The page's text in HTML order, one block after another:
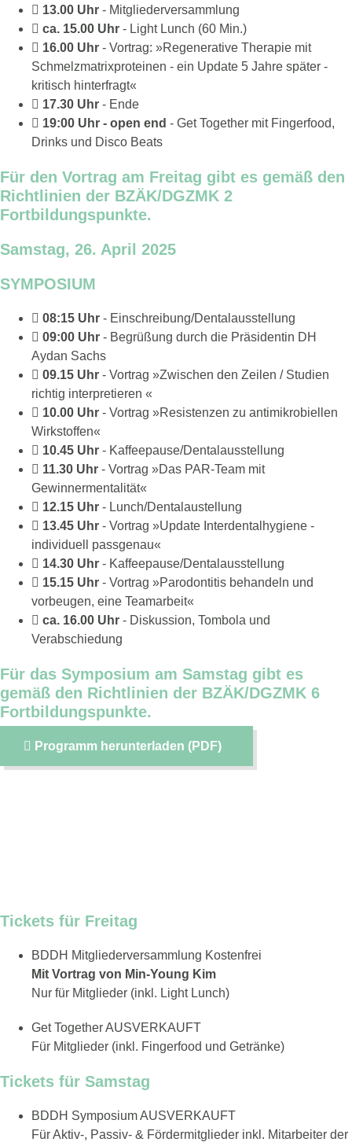
13.00 Uhr - Mitgliederversammlung
ca. 15.00 Uhr - Light Lunch (60 Min.)
16.00 Uhr - Vortrag: »Regenerative Therapie mit
Schmelzmatrixproteinen - ein Update 5 Jahre später -
kritisch hinterfragt«
17.30 Uhr - Ende
19:00 Uhr - open end - Get Together mit Fingerfood,
Drinks und Disco Beats
Für den Vortrag am Freitag gibt es gemäß den
Richtlinien der BZÄK/DGZMK 2
Fortbildungspunkte.
Samstag, 26. April 2025
SYMPOSIUM
08:15 Uhr - Einschreibung/Dentalausstellung
09:00 Uhr - Begrüßung durch die Präsidentin DH
Aydan Sachs
09.15 Uhr - Vortrag »Zwischen den Zeilen / Studien
richtig interpretieren «
10.00 Uhr - Vortrag »Resistenzen zu antimikrobiellen
Wirkstoffen«
10.45 Uhr - Kaffeepause/Dentalausstellung
11.30 Uhr - Vortrag »Das PAR-Team mit
Gewinnermentalität«
12.15 Uhr - Lunch/Dentalaustellung
13.45 Uhr - Vortrag »Update Interdentalhygiene -
individuell passgenau«
14.30 Uhr - Kaffeepause/Dentalausstellung
15.15 Uhr - Vortrag »Parodontitis behandeln und
vorbeugen, eine Teamarbeit«
ca. 16.00 Uhr - Diskussion, Tombola und
Verabschiedung
Für das Symposium am Samstag gibt es
gemäß den Richtlinien der BZÄK/DGZMK 6
Fortbildungspunkte.
Programm herunterladen (PDF)
Tickets für Freitag
BDDH Mitgliederversammlung Kostenfrei
Mit Vortrag von Min-Young Kim
Nur für Mitglieder (inkl. Light Lunch)
Get TogetherAUSVERKAUFT
Für Mitglieder (inkl. Fingerfood und Getränke)
Tickets für Samstag
BDDH SymposiumAUSVERKAUFT
Für Aktiv-, Passiv- & Fördermitglieder inkl. Mitarbeiter der